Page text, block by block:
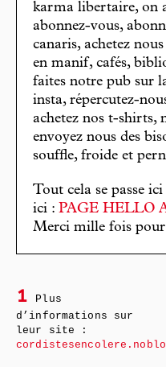
karma libertaire, on
abonnez-vous,
canaris, achetez
en manif, cafés,
faites notre pub sur
insta, répercutez-
achetez nos t-shirts,
envoyez nous des
souffle, froide et
Tout cela se passe ici
ici : PAGE HELLO
Merci mille fois
1
Plus
d’informations sur
leur site :